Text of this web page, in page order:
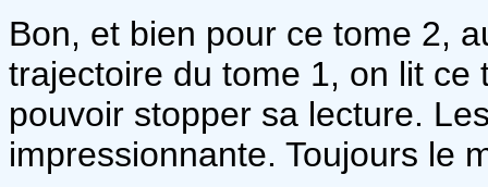
Bon, et bien pour ce tome 2,
trajectoire du tome 1, on lit
pouvoir stopper sa lecture.
impressionnante. Toujours le